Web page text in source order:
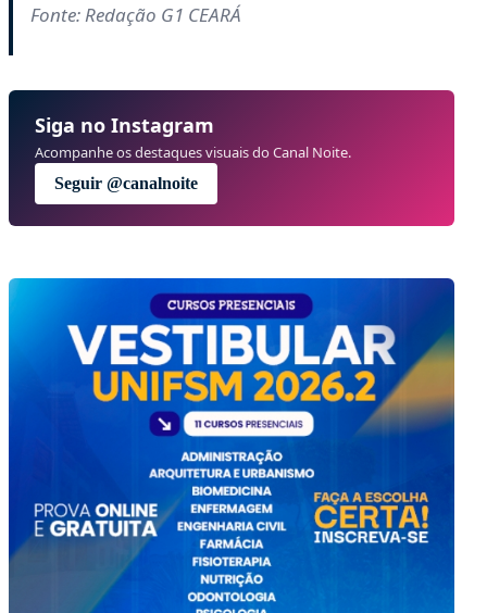
Fonte: Redação G1 CEARÁ
Siga no Instagram
Acompanhe os destaques visuais do Canal Noite.
Seguir @canalnoite